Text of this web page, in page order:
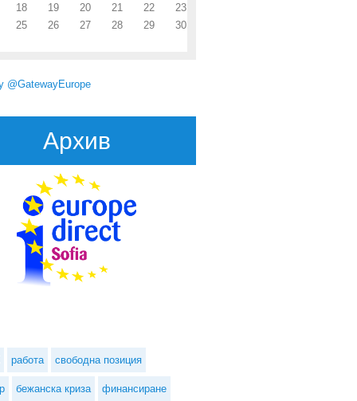
Меркел: ЕС би бил щастлив, ако може да поднови обсъждането на
18 19 20 21 22
23
25 26 27 28 29
30
@GatewayEurope
Архив
работа свободна позиция
бежанска криза финансиране